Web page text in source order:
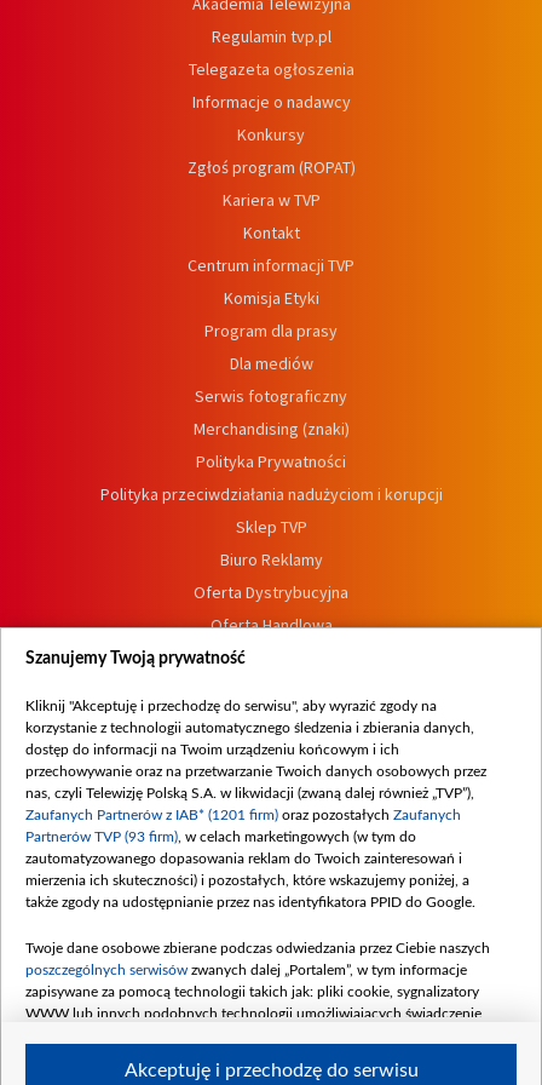
Regulamin tvp.pl
Telegazeta ogłoszenia
Informacje o nadawcy
Konkursy
Zgłoś program (ROPAT)
Kariera w TVP
Kontakt
Centrum informacji TVP
Komisja Etyki
Program dla prasy
Dla mediów
Serwis fotograficzny
Merchandising (znaki)
Polityka Prywatności
Polityka przeciwdziałania nadużyciom i korupcji
Sklep TVP
Biuro Reklamy
Oferta Dystrybucyjna
Oferta Handlowa
Dostępność
Procedura zgłoszeń wewnętrznych
Szanujemy Twoją prywatność
Kliknij "Akceptuję i przechodzę do serwisu", aby wyrazić zgody na
korzystanie z technologii automatycznego śledzenia i zbierania danych,
dostęp do informacji na Twoim urządzeniu końcowym i ich
przechowywanie oraz na przetwarzanie Twoich danych osobowych przez
nas, czyli Telewizję Polską S.A. w likwidacji (zwaną dalej również „TVP”),
Zaufanych Partnerów z IAB* (1201 firm) oraz pozostałych Zaufanych
Partnerów TVP (93 firm) , w celach marketingowych (w tym do
zautomatyzowanego dopasowania reklam do Twoich zainteresowań i
mierzenia ich skuteczności) i pozostałych, które wskazujemy poniżej, a
także zgody na udostępnianie przez nas identyfikatora PPID do Google.
Twoje dane osobowe zbierane podczas odwiedzania przez Ciebie naszych
poszczególnych serwisów zwanych dalej „Portalem”, w tym informacje
zapisywane za pomocą technologii takich jak: pliki cookie, sygnalizatory
WWW lub innych podobnych technologii umożliwiających świadczenie
Akceptuję i przechodzę do serwisu